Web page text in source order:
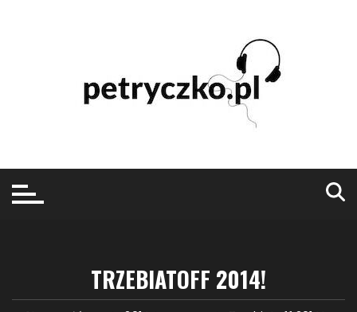
TRZEBIATOFF 2014!